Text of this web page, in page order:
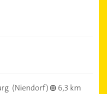
(Niendorf)
6,3 km